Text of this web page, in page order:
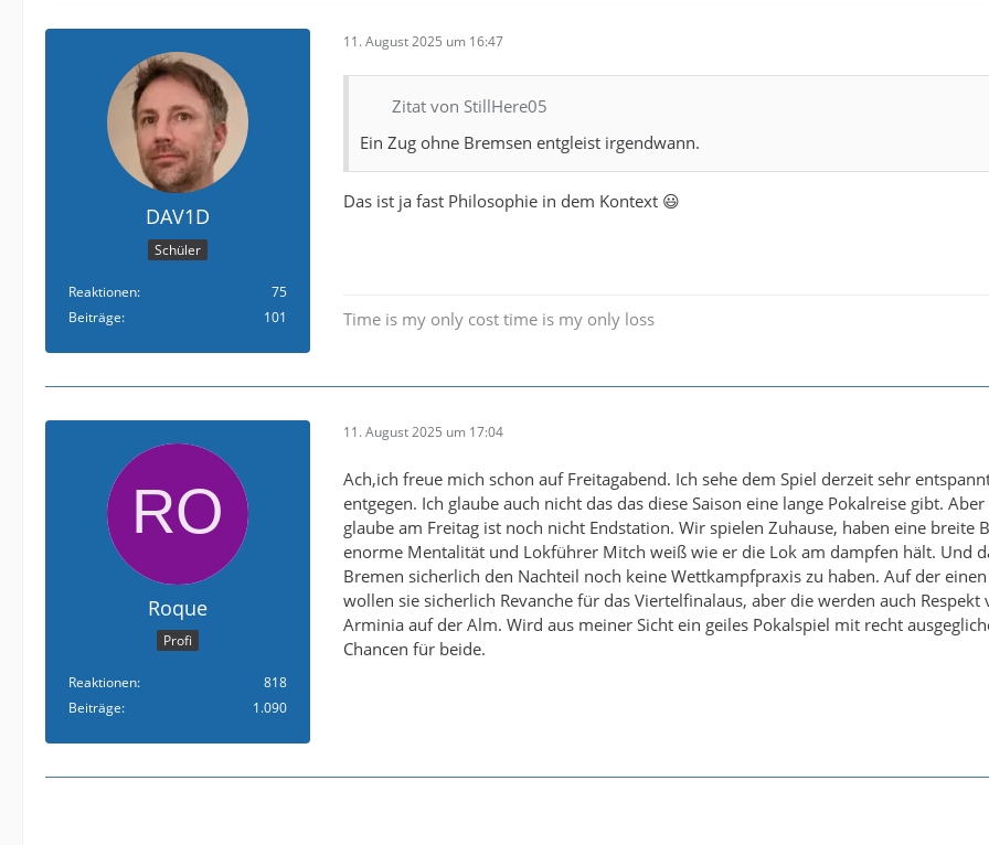
DAV1D
Schüler
Reaktionen
75
Beiträge
101
11. August 2025 um 16:47
Zitat von StillHere05
Ein Zug ohne Bremsen entgleist irgendwann.
Das ist ja fast Philosophie in dem Kontext 😃
Time is my only cost time is my only loss
Roque
Profi
Reaktionen
818
Beiträge
1.090
11. August 2025 um 17:04
Ach,ich freue mich schon auf Freitagabend. Ich sehe dem Spiel derzeit sehr
entgegen. Ich glaube auch nicht das das diese Saison eine lange Pokalreise gibt.
glaube am Freitag ist noch nicht Endstation. Wir spielen Zuhause, haben eine breite
enorme Mentalität und Lokführer Mitch weiß wie er die Lok am dampfen hält. Und
Bremen sicherlich den Nachteil noch keine Wettkampfpraxis zu haben. Auf der einen
wollen sie sicherlich Revanche für das Viertelfinalaus, aber die werden auch Respekt
Arminia auf der Alm. Wird aus meiner Sicht ein geiles Pokalspiel mit recht
Chancen für beide.